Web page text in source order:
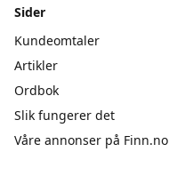
Sider
Kundeomtaler
Artikler
Ordbok
Slik fungerer det
Våre annonser på Finn.no